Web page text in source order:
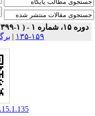
دوره ۱۵، شماره ۱ - ( ۱-۱۳۹۹ )
۱۵۹-۱۳۵
|